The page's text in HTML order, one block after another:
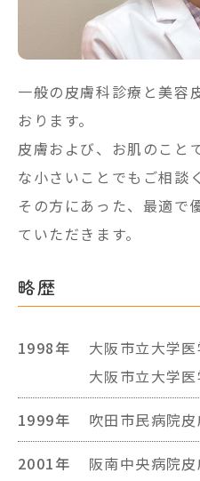
一般の皮膚科診療と美容
おります。
皮膚および、お肌のこと
な小さいことでもご相談
その方にあった、最適で
ていただきます。
略歴
1998年
大阪市立大学
大阪市立大学
1999年 吹田市民病院皮
2001年 阪南中央病院皮